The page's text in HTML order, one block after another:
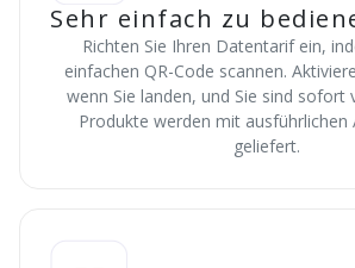
Sehr einfach zu
Richten Sie Ihren Datentarif ein,
einfachen QR-Code scannen.
wenn Sie landen, und Sie sind sofort
Produkte werden mit ausführlichen
geliefert.